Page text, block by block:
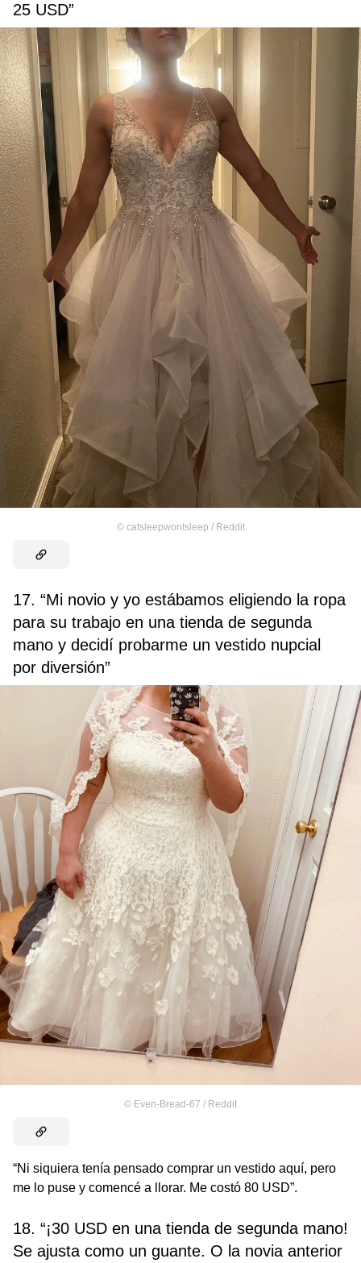
25 USD”
© catsleepwontsleep / Reddit
17. “Mi novio y yo estábamos eligiendo la ropa
para su trabajo en una tienda de segunda
mano y decidí probarme un vestido nupcial
por diversión”
© Even-Bread-67 / Reddit
“Ni siquiera tenía pensado comprar un vestido aquí, pero
me lo puse y comencé a llorar. Me costó 80 USD”.
18. “¡30 USD en una tienda de segunda mano!
Se ajusta como un guante. O la novia anterior